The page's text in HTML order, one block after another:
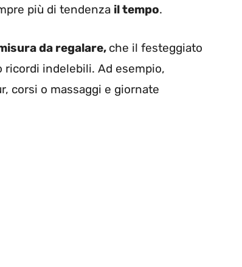
più di tendenza il tempo.
da regalare, che il festeggiato
ricordi indelebili. Ad esempio,
corsi o massaggi e giornate